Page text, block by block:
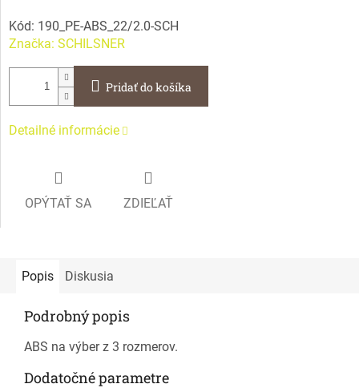
Kód: 190_PE-ABS_22/2.0-SCH
Značka: SCHILSNER
Pridať do košíka
Detailné informácie
OPÝTAŤ SA ZDIEĽAŤ
Popis Diskusia
Podrobný popis
ABS na výber z 3 rozmerov.
Dodatočné parametre